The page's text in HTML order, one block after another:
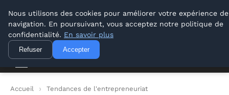
Lyon Photos
Lyon Photos
Accueil
Tendances de l'entrepreneuriat
Nous utilisons des cookies pour améliorer votre expérience de
navigation. En poursuivant, vous acceptez notre politique de
confidentialité. En savoir plus
Refuser Accepter